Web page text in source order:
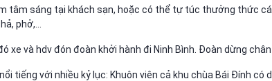
tâm sáng tại khách sạn, hoặc có thể tự túc thưởng thức
phở,…
xe và hdv đón đoàn khởi hành đi Ninh Bình. Đoàn dừng
tiếng với nhiều kỷ lục: Khuôn viên cả khu chùa Bái Đính có